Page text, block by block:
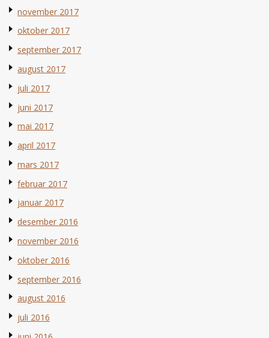
november 2017
oktober 2017
september 2017
august 2017
juli 2017
juni 2017
mai 2017
april 2017
mars 2017
februar 2017
januar 2017
desember 2016
november 2016
oktober 2016
september 2016
august 2016
juli 2016